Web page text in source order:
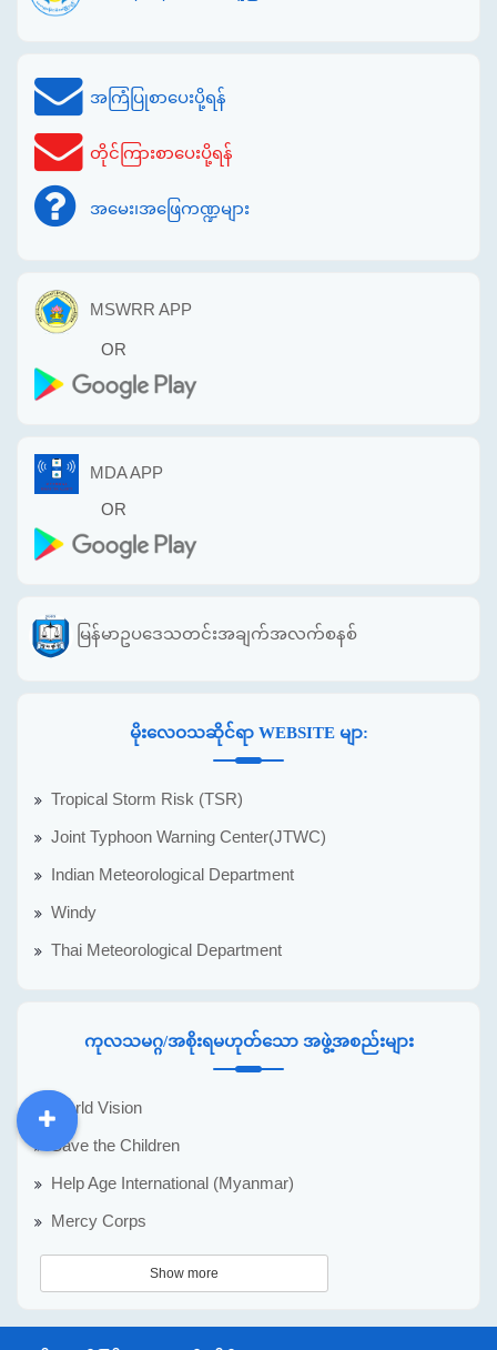
အကြံပြုစာပေးပို့ရန်
တိုင်ကြားစာပေးပို့ရန်
အမေး၊အဖြေကဏ္ဍများ
MSWRR APP
OR
MDA APP
OR
မြန်မာဥပဒေသတင်းအချက်အလက်စနစ်
မိုးလေဝသဆိုင်ရာ WEBSITE မျာ:
Tropical Storm Risk (TSR)
Joint Typhoon Warning Center(JTWC)
Indian Meteorological Department
Windy
Thai Meteorological Department
ကုလသမဂ္ဂ/အစိုးရမဟုတ်သော အဖွဲ့အစည်းများ
World Vision
Save the Children
Help Age International (Myanmar)
Mercy Corps
Show more